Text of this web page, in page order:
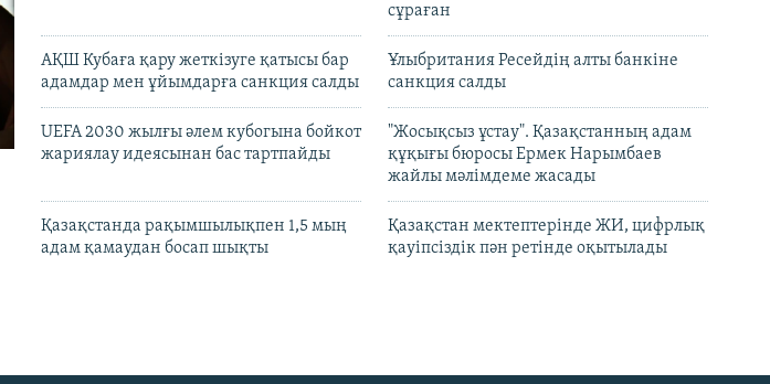
сұраған
АҚШ Кубаға қару жеткізуге қатысы бар
адамдар мен ұйымдарға санкция салды
Ұлыбритания Ресейдің алты банкіне
санкция салды
UEFA 2030 жылғы әлем кубогына бойкот
жариялау идеясынан бас тартпайды
"Жосықсыз ұстау". Қазақстанның адам
құқығы бюросы Ермек Нарымбаев
жайлы мәлімдеме жасады
Қазақстанда рақымшылықпен 1,5 мың
адам қамаудан босап шықты
Қазақстан мектептерінде ЖИ, цифрлық
қауіпсіздік пән ретінде оқытылады